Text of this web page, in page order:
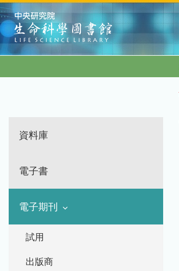
:::
資料庫
電子書
電子期刊
試用
出版商